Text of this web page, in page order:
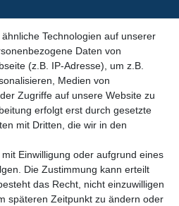
Technologien auf unserer
Daten von
(z.B. IP-Adresse), um z.B.
Medien von
Zugriffe auf unsere Website zu
erfolgt erst durch gesetzte
mit Dritten, die wir in den
Einwilligung oder aufgrund eines
Die Zustimmung kann erteilt
das Recht, nicht einzuwilligen
späteren Zeitpunkt zu ändern oder